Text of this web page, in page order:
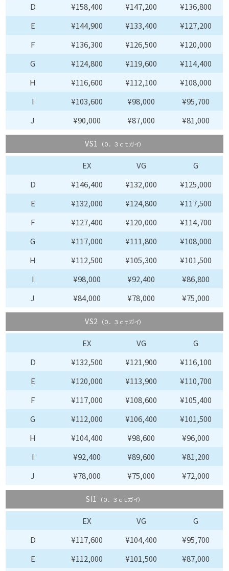
D
¥158,400 ¥147,200
¥136,800
E
¥144,900 ¥133,400
¥127,200
F
¥136,300 ¥126,500
¥120,000
G
¥124,800 ¥119,600
¥114,400
H
¥116,600 ¥112,100
¥108,000
I
¥103,600 ¥98,000
¥95,700
J
¥90,000 ¥87,000 ¥81,000
VS1 （０．３ｃｔガイ）
EX VG
G
D
¥146,400 ¥132,000
¥125,000
E
¥132,000 ¥124,800
¥117,500
F
¥127,400 ¥120,000
¥114,700
G
¥117,000 ¥111,800
¥108,000
H
¥112,500 ¥105,300
¥101,500
I
¥98,000 ¥92,400
¥86,800
J
¥84,000 ¥78,000 ¥75,000
VS2 （０．３ｃｔガイ）
EX VG
G
D
¥132,500 ¥121,900
¥116,100
E
¥120,000 ¥113,900
¥110,700
F
¥117,000 ¥108,600
¥105,400
G
¥112,000 ¥106,400
¥101,500
H
¥104,400 ¥98,600
¥96,000
I
¥92,400 ¥89,600
¥81,200
J
¥78,000 ¥75,000 ¥72,000
SI1 （０．３ｃｔガイ）
EX VG
G
D
¥117,600 ¥104,400
¥95,700
E
¥112,000 ¥101,500
¥87,000